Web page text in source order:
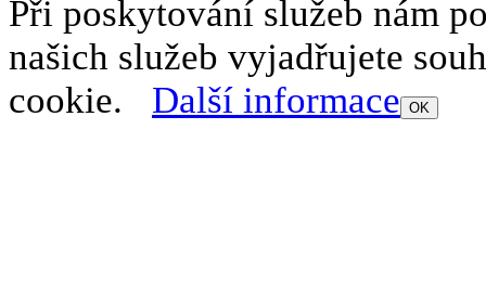
Při poskytování služeb nám
našich služeb vyjadřujete
cookie. Další informace